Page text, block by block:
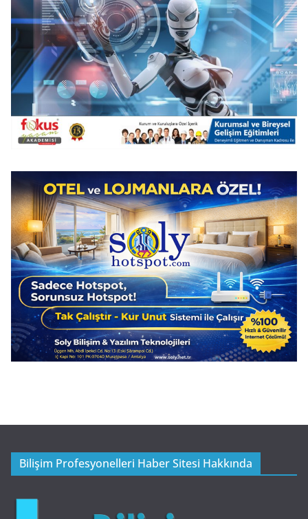
Bilişim Profesyonelleri Haber Sitesi Hakkında